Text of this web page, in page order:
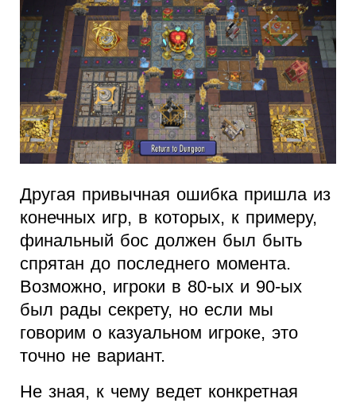
Другая привычная ошибка пришла из
конечных игр, в которых, к примеру,
финальный бос должен был быть
спрятан до последнего момента.
Возможно, игроки в 80-ых и 90-ых
был рады секрету, но если мы
говорим о казуальном игроке, это
точно не вариант.
Не зная, к чему ведет конкретная